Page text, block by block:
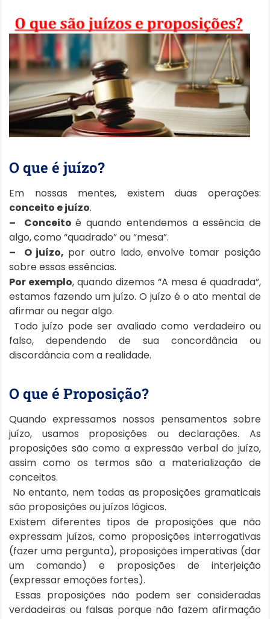
O que é juízo?
Em nossas mentes, existem duas operações:
conceito e juízo.
– Conceitoé quando entendemos a essência de
algo, como “quadrado” ou “mesa”.
– O juízo, por outro lado, envolve tomar posição
sobre essas essências.
Por exemplo, quando dizemos “A mesa é quadrada”,
estamos fazendo um juízo. O juízo é o ato mental de
afirmar ou negar algo.
Todo juízo pode ser avaliado como verdadeiro ou
falso, dependendo de sua concordância ou
discordância com a realidade.
O que é Proposição?
Quando expressamos nossos pensamentos sobre
juízo, usamos proposições ou declarações. As
proposições são como a expressão verbal do juízo,
assim como os termos são a materialização de
conceitos.
No entanto, nem todas as proposições gramaticais
são proposições ou juízos lógicos.
Existem diferentes tipos de proposições que não
expressam juízos, como proposições interrogativas
(fazer uma pergunta), proposições imperativas (dar
um comando) e proposições de interjeição
(expressar emoções fortes).
Essas proposições não podem ser consideradas
verdadeiras ou falsas porque não fazem afirmação